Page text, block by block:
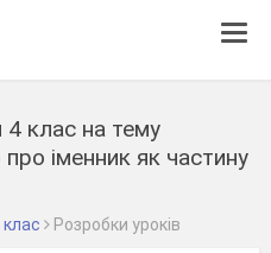
4 клас на тему
іменник як частину
клас Розробки уроків